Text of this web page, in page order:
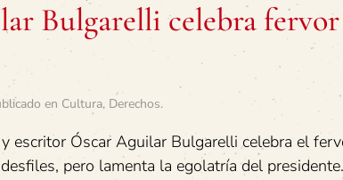
Bulgarelli celebra
en Cultura, Derechos.
escritor Óscar Aguilar Bulgarelli celebra el
pero lamenta la egolatría del presidente.